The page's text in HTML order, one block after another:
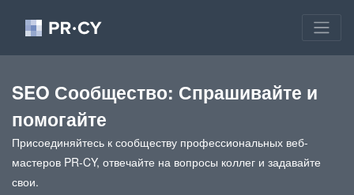
SEO Сообщество: Спрашивайте и
помогайте
Присоединяйтесь к сообществу профессиональных веб-
мастеров PR-CY, отвечайте на вопросы коллег и задавайте
свои.